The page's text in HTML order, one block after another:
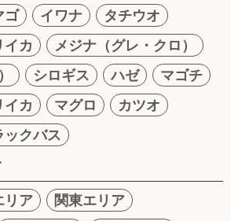
ゴ イワナ
タチウオ
イカ
メジナ（グレ・クロ）
シロギス ハゼ
マゴチ
イカ マグロ
カツオ
ックバス
リア
関東エリア